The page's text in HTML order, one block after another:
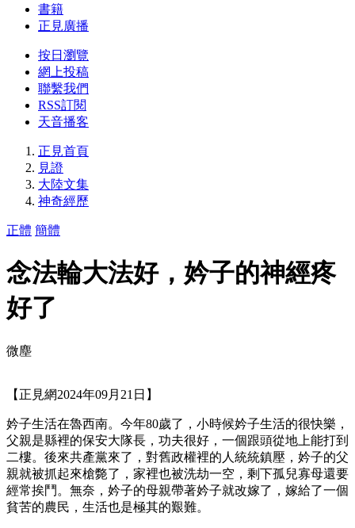
書籍
正見廣播
按日瀏覽
網上投稿
聯繫我們
RSS訂閱
天音播客
正見首頁
見證
大陸文集
神奇經歷
正體 簡體
念法輪大法好，妗子的神經疼
好了
微塵
【正見網2024年09月21日】
妗子生活在魯西南。今年80歲了，小時候妗子生活的很快樂，
父親是縣裡的保安大隊長，功夫很好，一個跟頭從地上能打到
二樓。後來共產黨來了，對舊政權裡的人統統鎮壓，妗子的父
親就被抓起來槍斃了，家裡也被洗劫一空，剩下孤兒寡母還要
經常挨鬥。無奈，妗子的母親帶著妗子就改嫁了，嫁給了一個
貧苦的農民，生活也是極其的艱難。